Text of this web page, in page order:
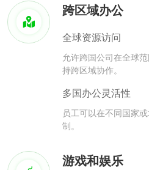
跨区域办公
全球资源访问
允许跨国公司在全球
持跨区域协作。
多国办公灵活性
员工可以在不同国家
制。
游戏和娱乐